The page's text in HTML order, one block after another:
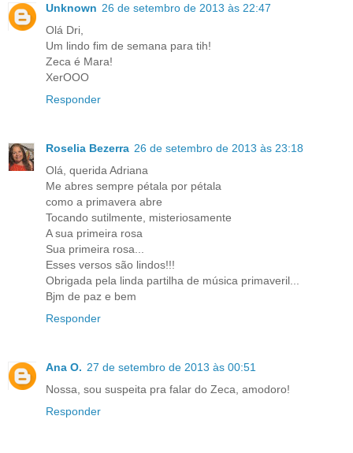
Unknown 26 de setembro de 2013 às 22:47
Olá Dri,
Um lindo fim de semana para tih!
Zeca é Mara!
XerOOO
Responder
Roselia Bezerra 26 de setembro de 2013 às 23:18
Olá, querida Adriana
Me abres sempre pétala por pétala
como a primavera abre
Tocando sutilmente, misteriosamente
A sua primeira rosa
Sua primeira rosa...
Esses versos são lindos!!!
Obrigada pela linda partilha de música primaveril...
Bjm de paz e bem
Responder
Ana O. 27 de setembro de 2013 às 00:51
Nossa, sou suspeita pra falar do Zeca, amodoro!
Responder